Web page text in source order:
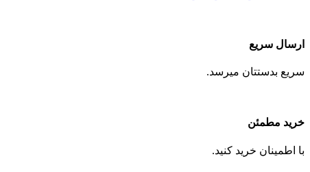
ارسال سریع
سریع بدستتان میرسد.
خرید مطمئن
با اطمینان خرید کنید.